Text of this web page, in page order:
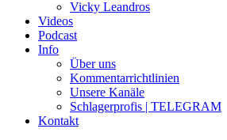
Vicky Leandros
Videos
Podcast
Info
Über uns
Kommentarrichtlinien
Unsere Kanäle
Schlagerprofis | TELEGRAM
Kontakt